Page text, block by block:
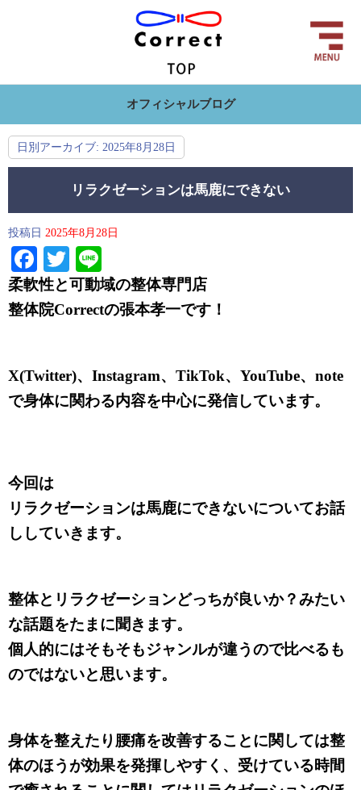
オフィシャルブログ
日別アーカイブ: 2025年8月28日
リラクゼーションは馬鹿にできない
投稿日 2025年8月28日
Facebook
Twitter
柔軟性と可動域の整体専門店
整体院Correctの張本孝一です！
X(Twitter)、Instagram、TikTok、YouTube、note
で身体に関わる内容を中心に発信しています。
今回は
リラクゼーションは馬鹿にできないについてお話
ししていきます。
整体とリラクゼーションどっちが良いか？みたい
な話題をたまに聞きます。
個人的にはそもそもジャンルが違うので比べるも
のではないと思います。
身体を整えたり腰痛を改善することに関しては整
体のほうが効果を発揮しやすく、受けている時間